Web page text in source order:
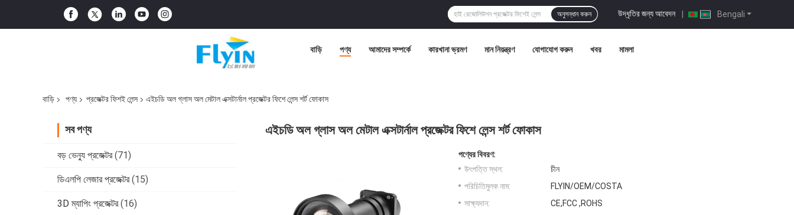
Bengali
উদ্ধৃতির জন্য আবেদন |
অনুসন্ধান করুন
বাড়ি পণ্য আমাদের সম্পর্কে কারখানা ভ্রমণ মান নিয়ন্ত্রণ যোগাযোগ করুন খবর মামলা
বাড়ি পণ্য প্রজেক্টর ফিশই লেন্স এইচডি অল গ্লাস অল মেটাল এক্সটার্নাল প্রজেক্টর ফিশে লেন্স শর্ট ফোকাস
সব পণ্য
বড় ভেন্যু প্রজেক্টর (71)
ডিএলপি লেজার প্রজেক্টর (15)
3D ম্যাপিং প্রজেক্টর (16)
এইচডি অল গ্লাস অল মেটাল এক্সটার্নাল প্রজেক্টর ফিশে লেন্স শর্ট ফোকাস
পণ্যের বিবরণ:
উৎপত্তি স্থল:
চীন
পরিচিতিমুলক নাম:
FLYIN/OEM/COSTA
সাক্ষ্যদান:
CE,FCC ,ROHS